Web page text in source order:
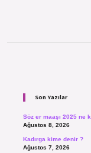
Son Yazılar
Söz er maaşı 2025 ne
Ağustos 8, 2026
Kadırga kime denir ?
Ağustos 7, 2026